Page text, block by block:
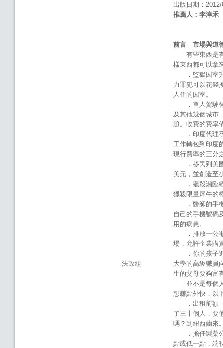
法政組
出版日期：2012/
推薦人：李淳禾
前言 市場與道
有些東西是有
樣東西都可以拿
．監獄囚室升
力罪犯可以花錢
人住的囚室。
．單人駕駛得
及其他幾個城市
題。收費的費率
．印度代理孕
工作轉包到印度
現行費率的三分
．移民到美國
美元，並創造至
．獵殺瀕臨絕
獵殺限量犀牛的
．醫師的手機
自己的手機號碼
用的病患。
．排放一公噸
場，允許企業購
．你的孩子進
大學的高級職員
生的父母要夠富
並不是每個人
想賺點外快，以
．出租前額（
了三十個人，要
嗎？到紐西蘭來
．擔任製藥公
點或低一點，端